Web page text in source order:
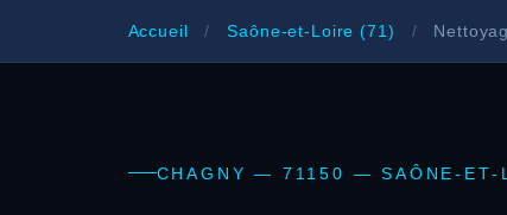
Accueil / Saône-et-Loire (71) /
CHAGNY — 71150 — SAÔNE-ET-